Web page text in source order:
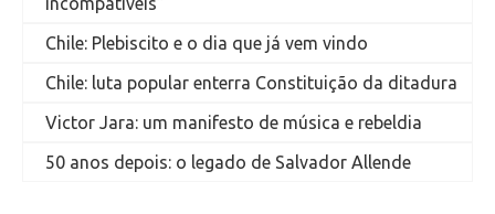
Chile: Plebiscito e o dia que já vem vindo
Chile: luta popular enterra Constituição da ditadura
Victor Jara: um manifesto de música e rebeldia
50 anos depois: o legado de Salvador Allende